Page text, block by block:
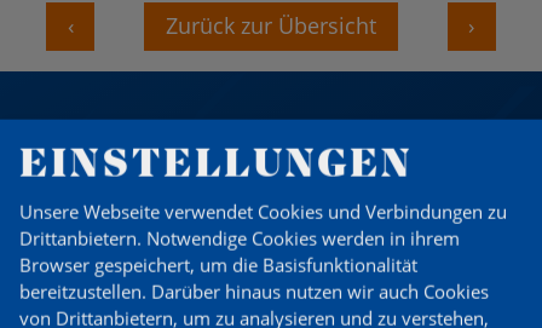
‹ Zurück zur Übersicht ›
DU WILLST MITGLIED
WERDEN?
Zum Probetraining anmelden
EINSTELLUNGEN
Unsere Webseite verwendet Cookies und Verbindungen zu
Drittanbietern. Notwendige Cookies werden in ihrem
Browser gespeichert, um die Basisfunktionalität
bereitzustellen. Darüber hinaus nutzen wir auch Cookies
von Drittanbietern, um zu analysieren und zu verstehen,